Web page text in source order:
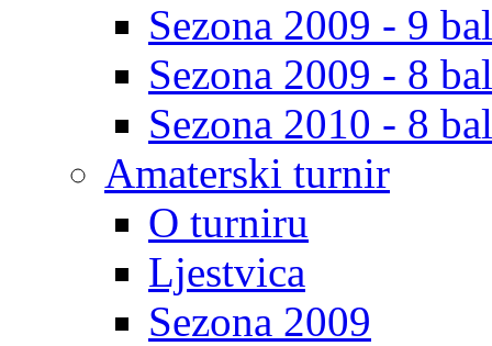
Sezona 2009 - 9
Sezona 2009 - 8
Sezona 2010 - 8
Amaterski turnir
O turniru
Ljestvica
Sezona 2009